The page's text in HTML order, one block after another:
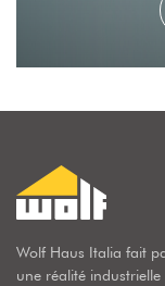
Wolf Haus Italia fait
une réalité